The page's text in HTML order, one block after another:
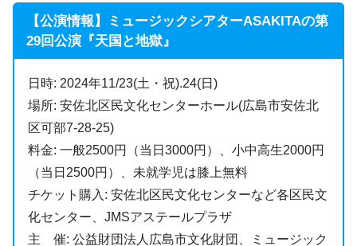
【公演情報】ミュージックシアターASAKITAの第
29回公演『天国と地獄』
日時: 2024年11/23(土・祝).24(日)
場所: 安佐北区民文化センターホール(広島市安佐北
区可部7-28-25)
料金: 一般2500円（当日3000円）、小中高生2000円
（当日2500円）、未就学児は膝上無料
チケット購入: 安佐北区民文化センターなど各区民文
化センター、JMSアステールプラザ
主 催: 公益財団法人広島市文化財団、ミュージック